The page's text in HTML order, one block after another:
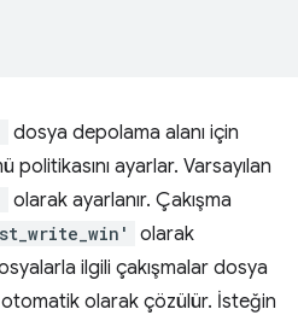
dosya depolama alanı için
politikasını ayarlar. Varsayılan
olarak ayarlanır. Çakışma
olarak
ilgili çakışmalar dosya
olarak çözülür. İsteğin